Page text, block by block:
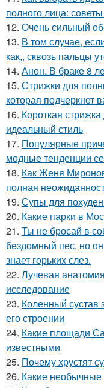
полного лица:
12. Очень сильный
13. В том случае,
как,, сквозь пальцы
14. Анон. В браке 8
15. Стрижки для
которая подчеркнет
16. Короткая
идеальный стиль
17. Популярные
модные тенденции
18. Как Женя
полная
19. Супы для
20. Какие парки в
21. Ты не бросай в
бездомный пес, но
знает горьких слез.
22. Лучевая
исследование
23. Коленный сустав
его строении
24. Какие площади
известными
25. Почему хрустят
26. Какие необычные